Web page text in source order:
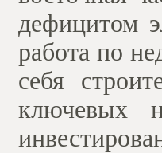
дефицитом
работа по
себя
ключевых